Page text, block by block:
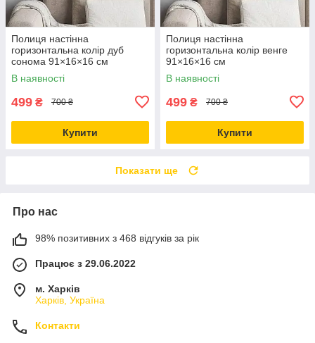
Полиця настінна
горизонтальна колір дуб
сонома 91×16×16 см
В наявності
499 ₴ 700 ₴
Купити
Полиця настінна
горизонтальна колір венге
91×16×16 см
В наявності
499 ₴ 700 ₴
Купити
Показати ще
Про нас
98% позитивних з 468 відгуків за рік
Працює з 29.06.2022
м. Харків
Харків, Україна
Контакти